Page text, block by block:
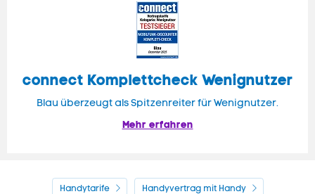
connect Komplettcheck Wenignutzer
Blau überzeugt als Spitzenreiter für Wenignutzer.
Mehr erfahren
Handytarife Handyvertrag mit Handy